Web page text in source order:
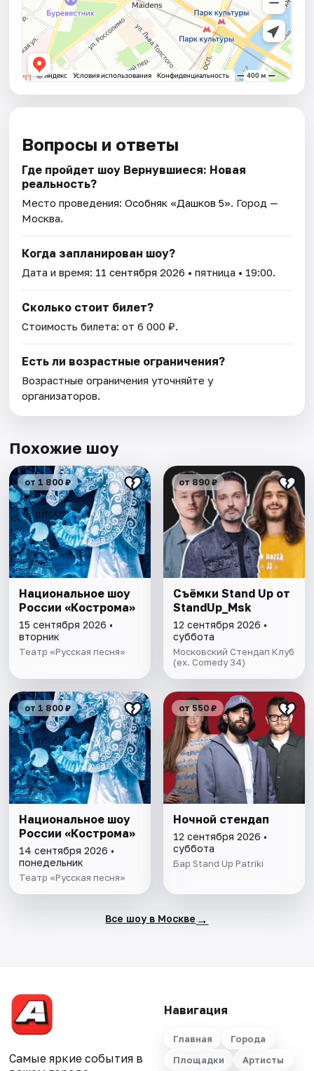
Вопросы и ответы
Где пройдет шоу Вернувшиеся: Новая
реальность?
Место проведения:Особняк «Дашков 5». Город —
Москва.
Когда запланирован шоу?
Дата и время: 11 сентября 2026 • пятница • 19:00.
Сколько стоит билет?
Стоимость билета: от 6 000 ₽.
Есть ли возрастные ограничения?
Возрастные ограничения уточняйте у
организаторов.
Похожие шоу
от 1 800 ₽
Национальное шоу
России «Кострома»
15 сентября 2026 •
вторник
Театр «Русская песня»
от 890 ₽
Съёмки Stand Up от
StandUp_Msk
12 сентября 2026 •
суббота
Московский Стендап Клуб
(ex. Comedy 34)
от 1 800 ₽
Национальное шоу
России «Кострома»
14 сентября 2026 •
понедельник
Театр «Русская песня»
от 550 ₽
Ночной стендап
12 сентября 2026 •
суббота
Бар Stand Up Patriki
Все шоу в Москве →
Самые яркие события в
Навигация
Главная
Города
Площадки
Артисты